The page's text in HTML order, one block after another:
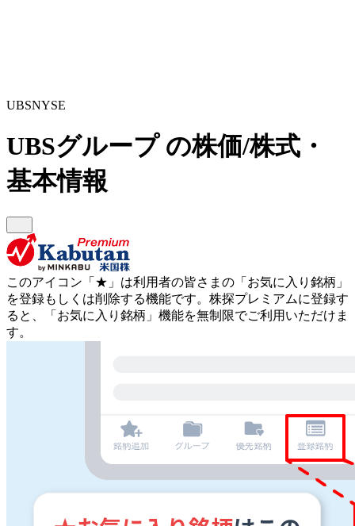
UBSNYSE
UBSグループ の株価/株式・
基本情報
このアイコン 「★」 は利用者の皆さまの 「お気に入り銘柄」
を登録もしくは削除する機能です。 株探プレミアムに登録す
ると、「お気に入り銘柄」機能を無制限でご利用いただけま
す。